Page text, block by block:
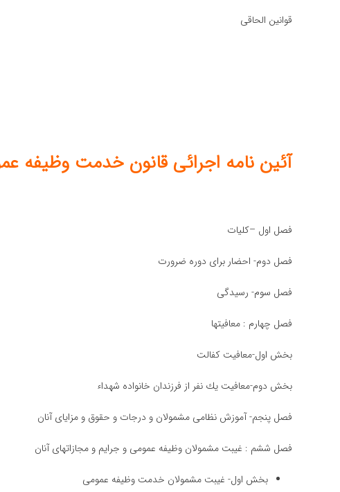
قوانین الحاقی
آئین نامه اجرائی قانون خدمت وظیفه
فصل اول –كلیات
فصل دوم- احضار برای دوره ضرورت
فصل سوم- رسیدگی
فصل چهارم : معافیتها
بخش اول-معافیت كفالت
بخش دوم-معافیت یك نفر از فرزندان خانواده شهداء
فصل پنجم- آموزش نظامی مشمولان و درجات و حقوق و مزایای آنان
فصل ششم : غیبت مشمولان وظیفه عمومی و جرایم و مجازاتهای آنان
بخش اول- غیبت مشمولان خدمت وظیفه عمومی